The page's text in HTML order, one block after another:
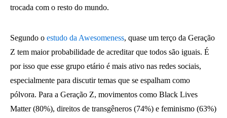
trocada com o resto do mundo.
Segundo o estudo da Awesomeness, quase um terço da Geração
Z tem maior probabilidade de acreditar que todos são iguais. É
por isso que esse grupo etário é mais ativo nas redes sociais,
especialmente para discutir temas que se espalham como
pólvora. Para a Geração Z, movimentos como Black Lives
Matter (80%), direitos de transgêneros (74%) e feminismo (63%)